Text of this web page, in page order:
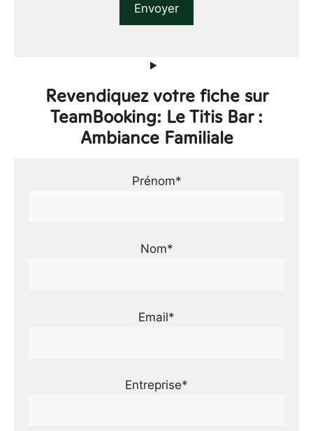
Revendiquez votre fiche sur
TeamBooking: Le Titis Bar :
Ambiance Familiale
Prénom*
Nom*
Email*
Entreprise*